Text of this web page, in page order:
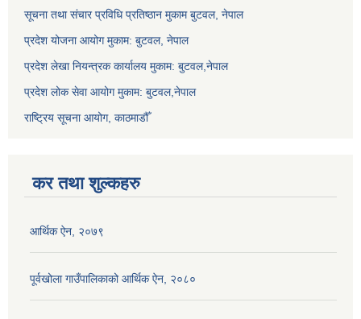
सूचना तथा संचार प्रविधि प्रतिष्ठान मुकाम बुटवल, नेपाल
प्रदेश योजना आयोग मुकाम: बुटवल, नेपाल
प्रदेश लेखा नियन्त्रक कार्यालय मुकाम: बुटवल,नेपाल
प्रदेश लोक सेवा आयोग मुकाम: बुटवल,नेपाल
राष्ट्रिय सूचना आयोग, काठमाडौँ
कर तथा शुल्कहरु
आर्थिक ऐन, २०७९
पूर्वखोला गाउँपालिकाको आर्थिक ऐन, २०८०